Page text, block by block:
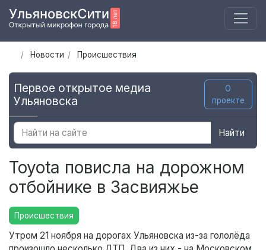
Новости Происшествия
Первое открытое медиа
Ульяновска
О
проекте
Найти
Toyota повисла на дорожном
отбойнике в Засвияжье
Происшествия
Утром 21 ноября на дорогах Ульяновска из-за гололёда